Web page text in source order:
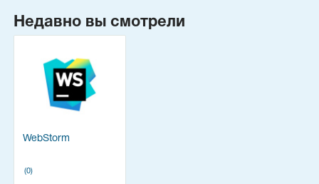
Недавно вы смотрели
WebStorm
(0)